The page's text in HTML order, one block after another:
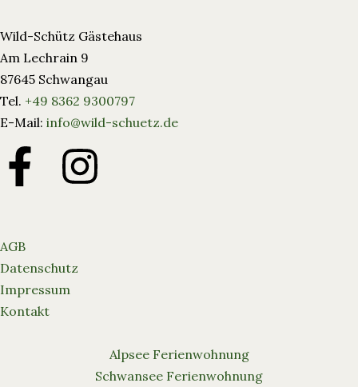
Wild-Schütz Gästehaus
Am Lechrain 9
87645 Schwangau
Tel. +49 8362 9300797
E-Mail: info@wild-schuetz.de
AGB
Datenschutz
Impressum
Kontakt
Alpsee Ferienwohnung
Schwansee Ferienwohnung